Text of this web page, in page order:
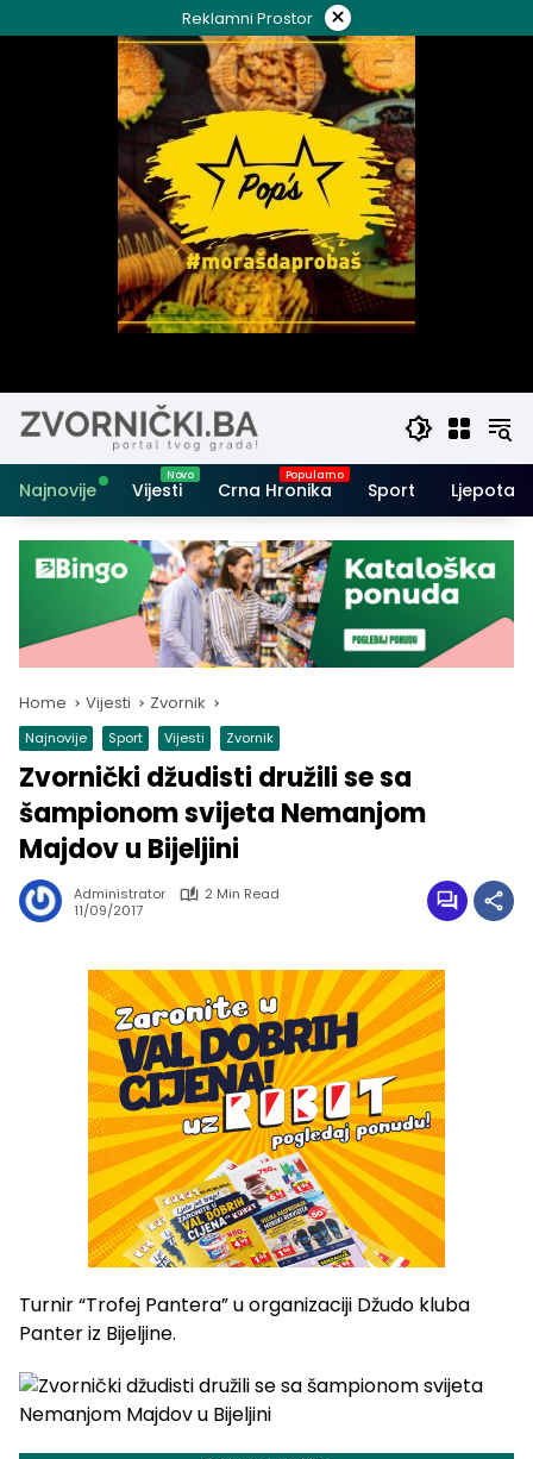
to
Reklamni Prostor ×
Najnovije Vijesti Crna Hronika Sport Ljepota i
Home Vijesti Zvornik
Najnovije Sport Vijesti Zvornik
Zvornički džudisti družili se sa
šampionom svijeta Nemanjom
Majdov u Bijeljini
Administrator
2 Min Read
11/09/2017
Turnir “Trofej Pantera” u organizaciji Džudo kluba
Panter iz Bijeljine.